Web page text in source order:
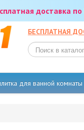
доставка
БЕСПЛАТНАЯ
для ванной комнаты